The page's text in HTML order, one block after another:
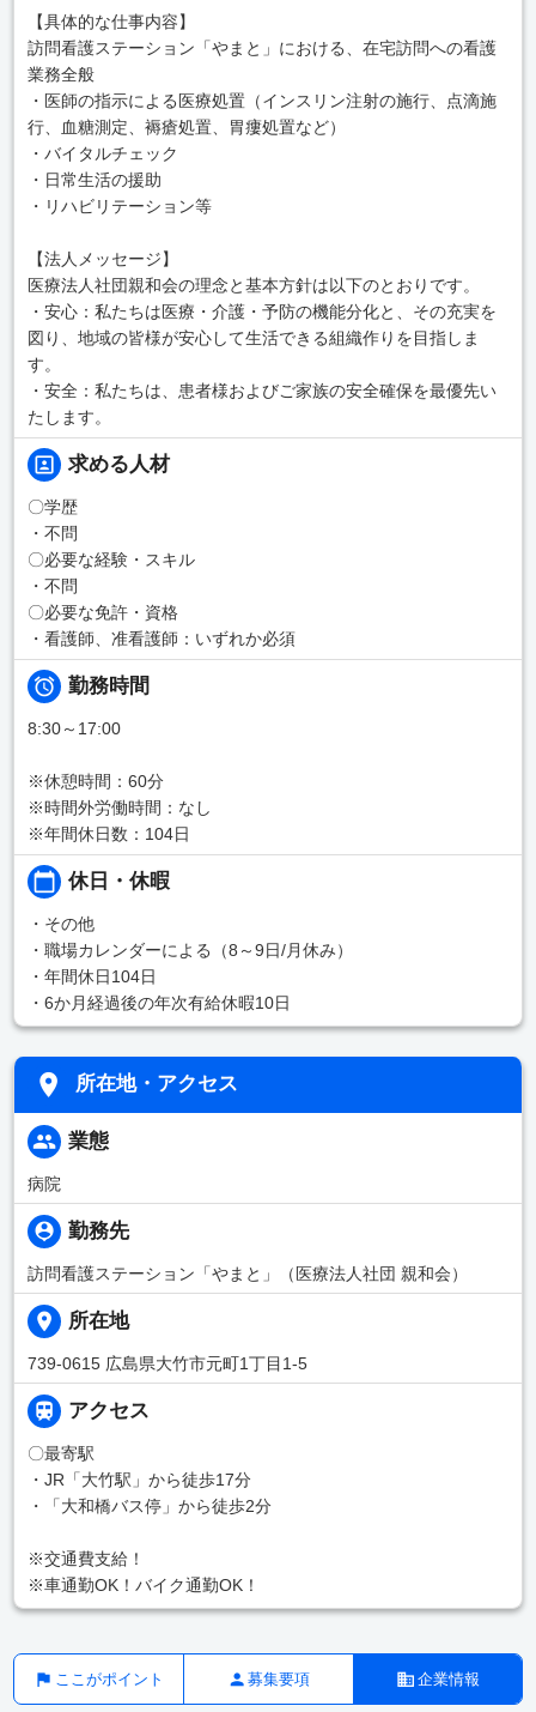
【具体的な仕事内容】
訪問看護ステーション「やまと」における、在宅訪問への看護
業務全般
・医師の指示による医療処置（インスリン注射の施行、点滴施
行、血糖測定、褥瘡処置、胃瘻処置など）
・バイタルチェック
・日常生活の援助
・リハビリテーション等
【法人メッセージ】
医療法人社団親和会の理念と基本方針は以下のとおりです。
・安心：私たちは医療・介護・予防の機能分化と、その充実を
図り、地域の皆様が安心して生活できる組織作りを目指しま
す。
・安全：私たちは、患者様およびご家族の安全確保を最優先い
たします。
求める人材
〇学歴
・不問
〇必要な経験・スキル
・不問
〇必要な免許・資格
・看護師、准看護師：いずれか必須
勤務時間
8:30～17:00
※休憩時間：60分
※時間外労働時間：なし
※年間休日数：104日
休日・休暇
・その他
・職場カレンダーによる（8～9日/月休み）
・年間休日104日
・6か月経過後の年次有給休暇10日
所在地・アクセス
業態
病院
勤務先
訪問看護ステーション「やまと」（医療法人社団 親和会）
所在地
739-0615 広島県大竹市元町1丁目1-5
アクセス
〇最寄駅
・JR「大竹駅」から徒歩17分
・「大和橋バス停」から徒歩2分
※交通費支給！
※車通勤OK！バイク通勤OK！
ここがポイント 募集要項 企業情報